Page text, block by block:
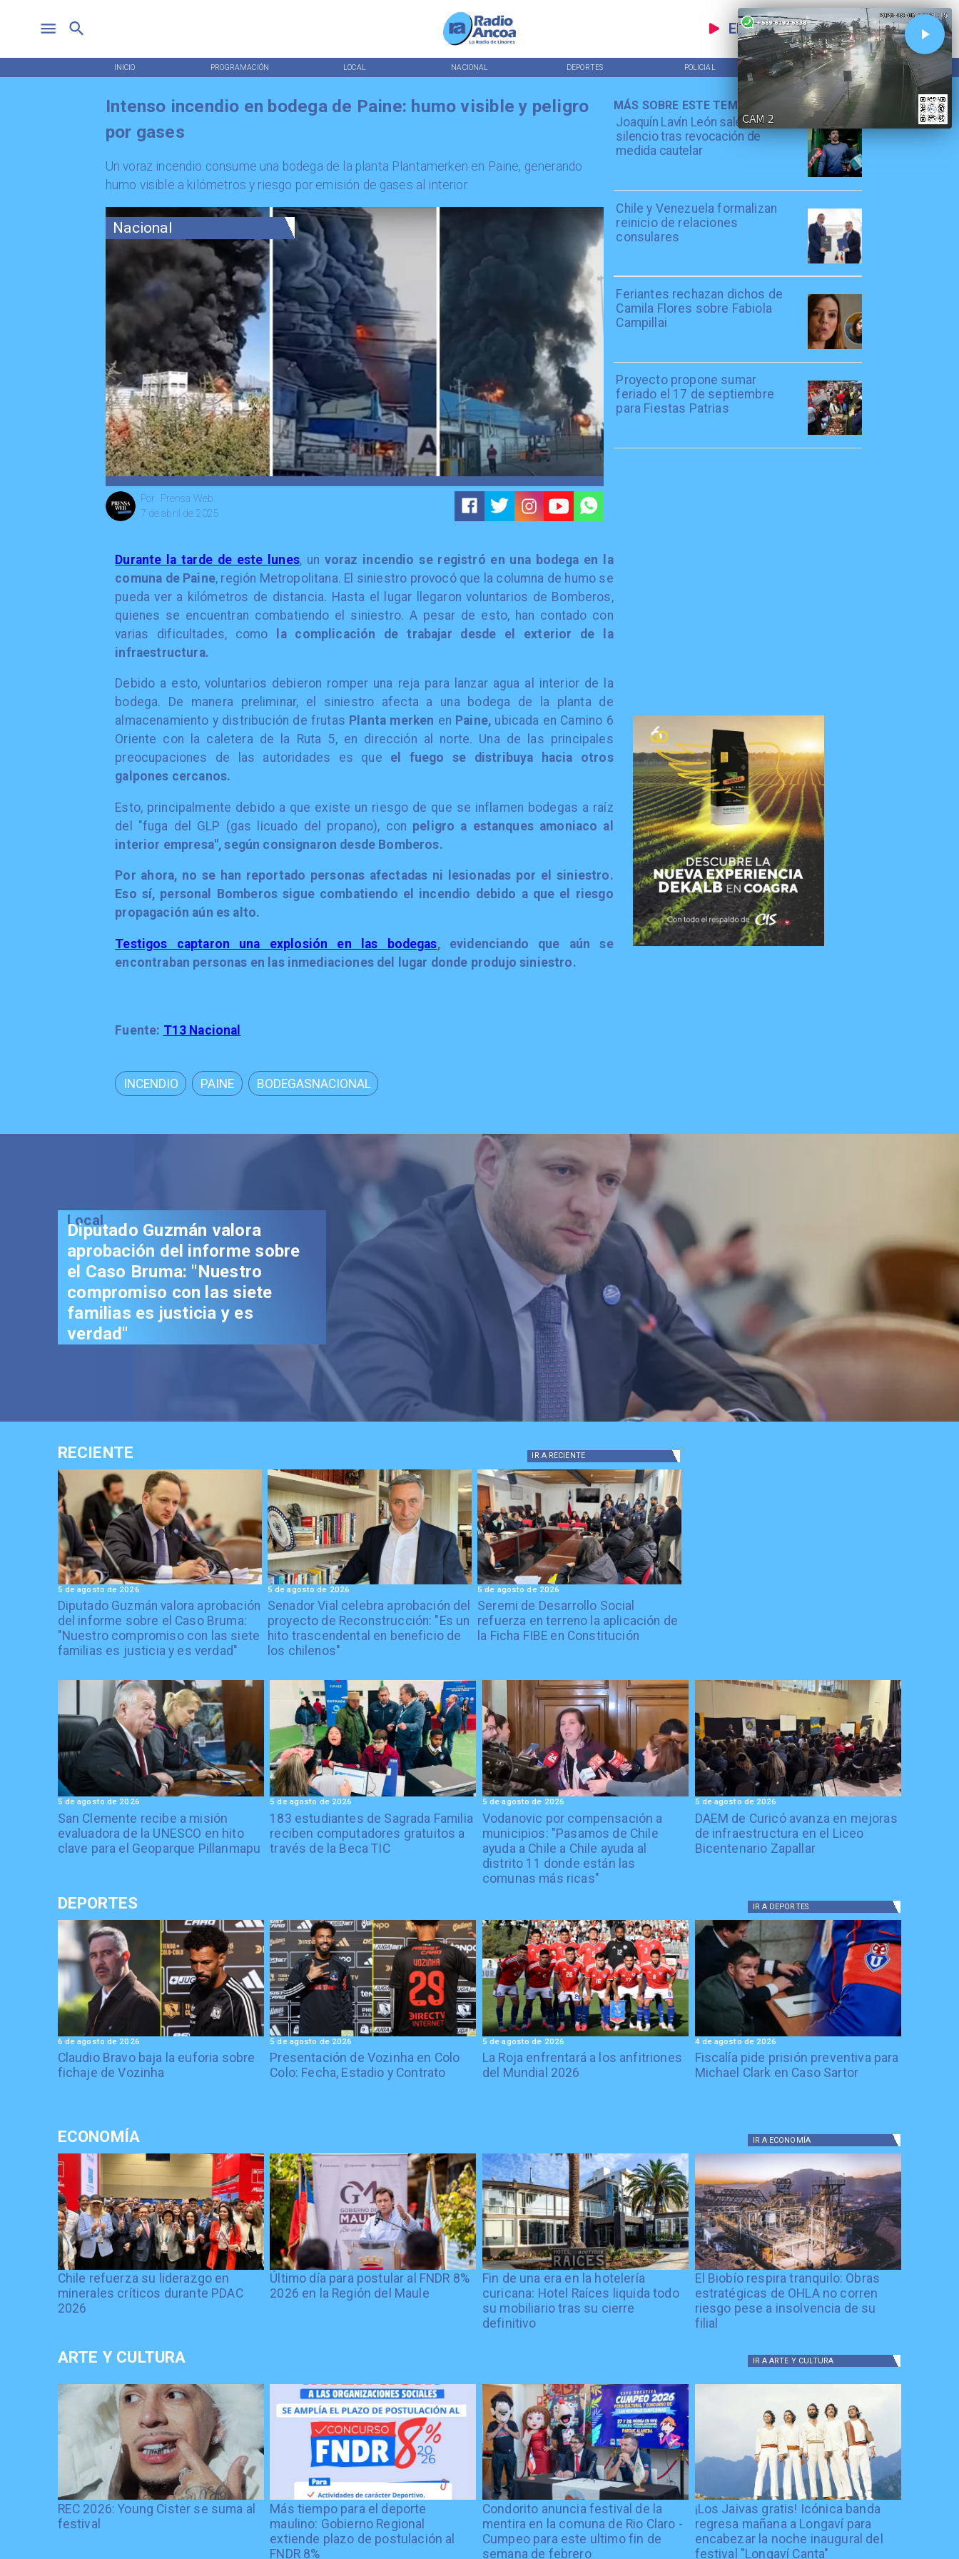
EN VIVO
INICIO PROGRAMACIÓN LOCAL NACIONAL DEPORTES POLICIAL TENDENCIAS
Nacional
Prensa Web
Por
7 de abril de 2025
Joaquín Lavín León sale en
silencio tras revocación de
medida cautelar
Chile y Venezuela formalizan
reinicio de relaciones
consulares
Feriantes rechazan dichos de
Camila Flores sobre Fabiola
Campillai
Proyecto propone sumar
feriado el 17 de septiembre
para Fiestas Patrias
MÁS SOBRE ESTE TEMA
Intenso incendio en bodega de Paine: humo visible y peligro
por gases
Un voraz incendio consume una bodega de la planta Plantamerken en Paine, generando
humo visible a kilómetros y riesgo por emisión de gases al interior.
Durante la tarde de este lunes, un voraz incendio se registró en una bodega en la
comuna de Paine, región Metropolitana. El siniestro provocó que la columna de humo se
pueda ver a kilómetros de distancia. Hasta el lugar llegaron voluntarios de Bomberos,
quienes se encuentran combatiendo el siniestro. A pesar de esto, han contado con
varias dificultades, como
la complicación de
trabajar desde el exterior de la
infraestructura.
Debido a esto, voluntarios debieron romper una reja para lanzar agua al interior de la
bodega. De manera preliminar, el siniestro afecta a una bodega de la planta de
almacenamiento y distribución de frutas Planta merken en Paine, ubicada en Camino 6
Oriente con la caletera de la Ruta 5, en dirección al norte. Una de las principales
preocupaciones de las autoridades es que el fuego se distribuya hacia otros
galpones cercanos.
Esto, principalmente debido a que existe un riesgo de que se inflamen bodegas a raíz
del "fuga del GLP (gas licuado del propano), con peligro a estanques amoniaco al
interior empresa", según consignaron desde Bomberos.
Por ahora, no se han reportado personas afectadas ni lesionadas por el siniestro.
Eso sí, personal Bomberos sigue combatiendo el incendio debido a que el riesgo
propagación aún es alto.
Testigos captaron una explosión en las bodegas, evidenciando que aún se
encontraban personas en las inmediaciones del lugar donde produjo siniestro.
Fuente: T13 Nacional
INCENDIO PAINE BODEGASNACIONAL
Local
Senador Vial celebra
aprobación del proyecto de
Reconstrucción: "Es un hito
trascendental en beneficio de
los chilenos"
RECIENTE IR A RECIENTE
Diputado Guzmán valora aprobación
del informe sobre el Caso Bruma:
"Nuestro compromiso con las siete
familias es justicia y es verdad"
5 de agosto de 2026
Senador Vial celebra aprobación del
proyecto de Reconstrucción: "Es un
hito trascendental en beneficio de
los chilenos"
5 de agosto de 2026
Seremi de Desarrollo Social
refuerza en terreno la aplicación de
la Ficha FIBE en Constitución
5 de agosto de 2026
San Clemente recibe a misión
evaluadora de la UNESCO en hito
clave para el Geoparque Pillanmapu
5 de agosto de 2026
183 estudiantes de Sagrada Familia
reciben computadores gratuitos a
través de la Beca TIC
5 de agosto de 2026
Vodanovic por compensación a
municipios: "Pasamos de Chile
ayuda a Chile a Chile ayuda al
distrito 11 donde están las
comunas más ricas"
5 de agosto de 2026
DAEM de Curicó avanza en mejoras
de infraestructura en el Liceo
Bicentenario Zapallar
5 de agosto de 2026
DEPORTES IR A DEPORTES
Claudio Bravo baja la euforia sobre
fichaje de Vozinha
6 de agosto de 2026
Presentación de Vozinha en Colo
Colo: Fecha, Estadio y Contrato
5 de agosto de 2026
La Roja enfrentará a los anfitriones
del Mundial 2026
5 de agosto de 2026
Fiscalía pide prisión preventiva para
Michael Clark en Caso Sartor
4 de agosto de 2026
ECONOMÍA IR A ECONOMÍA
Chile refuerza su liderazgo en
minerales críticos durante PDAC
2026
Último día para postular al FNDR 8%
2026 en la Región del Maule
Fin de una era en la hotelería
curicana: Hotel Raíces liquida todo
su mobiliario tras su cierre
definitivo
El Biobío respira tranquilo: Obras
estratégicas de OHLA no corren
riesgo pese a insolvencia de su
filial
ARTE Y CULTURA IR A ARTE Y CULTURA
REC 2026: Young Cister se suma al
festival
Más tiempo para el deporte
maulino: Gobierno Regional
extiende plazo de postulación al
FNDR 8%
Condorito anuncia festival de la
mentira en la comuna de Rio Claro -
Cumpeo para este ultimo fin de
semana de febrero
¡Los Jaivas gratis! Icónica banda
regresa mañana a Longaví para
encabezar la noche inaugural del
festival "Longaví Canta"